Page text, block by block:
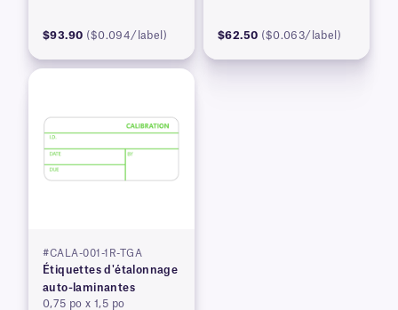
$93.90 ($0.094/label) $62.50 ($0.063/label)
#CALA-001-1R-TGA
Étiquettes d'étalonnage
auto-laminantes
0,75 po x 1,5 po